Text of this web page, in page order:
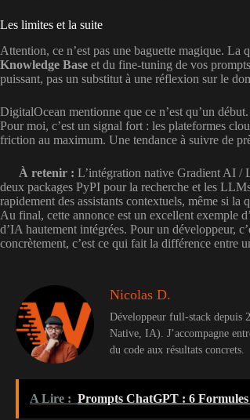
Les limites et la suite
Attention, ce n’est pas une baguette magique.
Knowledge Base et du fine-tuning de vos
puissant, pas un substitut à une réflexion sur le
DigitalOcean mentionne que ce n’est qu’un
Pour moi, c’est un signal fort : les plateformes
friction au maximum. Une tendance à suivre de
À retenir : L’intégration native Gradient AI /
deux packages PyPI pour la recherche et les
rapidement des assistants contextuels, même si
Au final, cette annonce est un excellent exemple
d’IA hautement intégrées. Pour un développeur,
concrètement, c’est ce qui fait la différence entre
Nicolas D.
Développeur full-stack depuis
Native, IA). J’accompagne
du code aux résultats concrets.
A Lire : Prompts ChatGPT : 6